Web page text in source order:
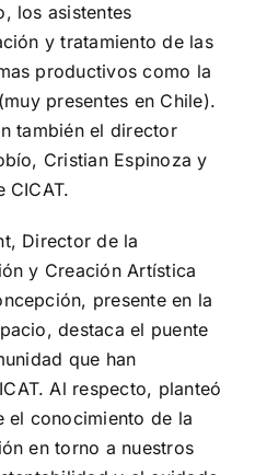
los asistentes
y tratamiento de las
productivos como la
presentes en Chile).
también el director
Cristian Espinoza y
CICAT.
Director de la
y Creación Artística
presente en la
destaca el puente
que han
Al respecto, planteó
el conocimiento de la
en torno a nuestros